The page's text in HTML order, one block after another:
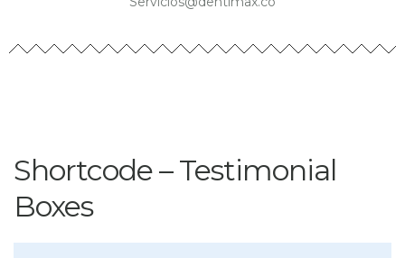
Shortcode – Testimonial
Boxes